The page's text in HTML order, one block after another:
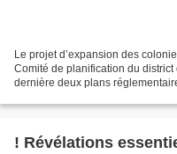
Le projet d’expansion des
Comité de planification du
dernière deux plans
! Révélations